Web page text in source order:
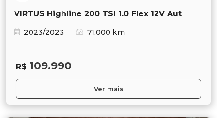
VIRTUS Highline 200 TSI 1.0 Flex 12V Aut
2023/2023
71.000 km
R$ 109.990
Ver mais